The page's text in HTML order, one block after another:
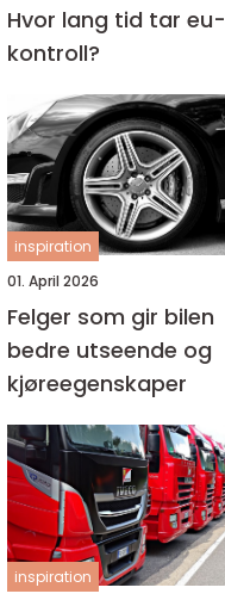
Hvor lang tid tar eu-
kontroll?
inspiration
01. April 2026
Felger som gir bilen
bedre utseende og
kjøreegenskaper
inspiration